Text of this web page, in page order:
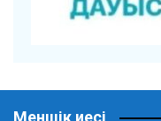
Меншік иесі